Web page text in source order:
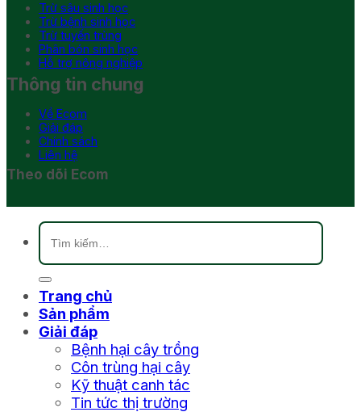
Trừ sâu sinh học
Trừ bệnh sinh học
Trừ tuyến trùng
Phân bón sinh học
Hỗ trợ nông nghiệp
Thông tin chung
Về Ecom
Giải đáp
Chính sách
Liên hệ
Theo dõi Ecom
Tìm
kiếm:
Trang chủ
Sản phẩm
Giải đáp
Bệnh hại cây trồng
Côn trùng hại cây
Kỹ thuật canh tác
Tin tức thị trường